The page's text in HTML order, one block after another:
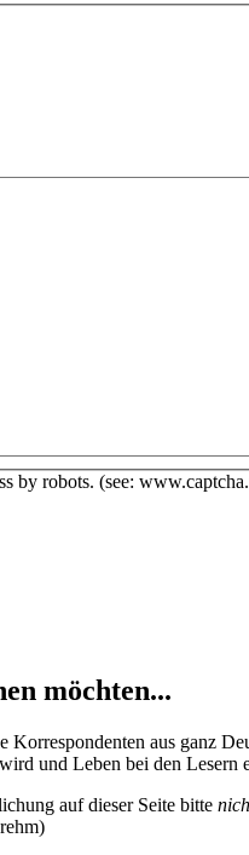
möchten...
Korrespondenten aus ganz
und Leben bei den Lesern
auf dieser Seite bitte